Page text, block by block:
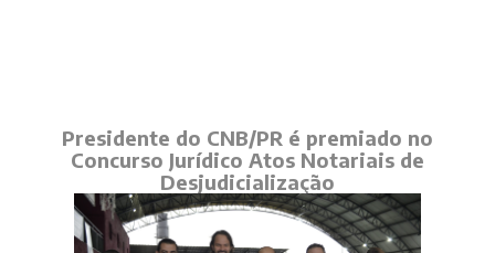
Presidente do CNB/PR é premiado no
Concurso Jurídico Atos Notariais de
Desjudicialização